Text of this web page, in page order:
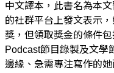
中文譯本，此書名為本
的社群平台上發文表示
獎，但領取獎金的條件
Podcast節目錄製及文學
邊緣、急需專注寫作的